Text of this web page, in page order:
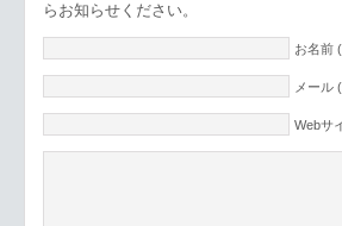
らお知らせください。
お名前
メール
Webサ